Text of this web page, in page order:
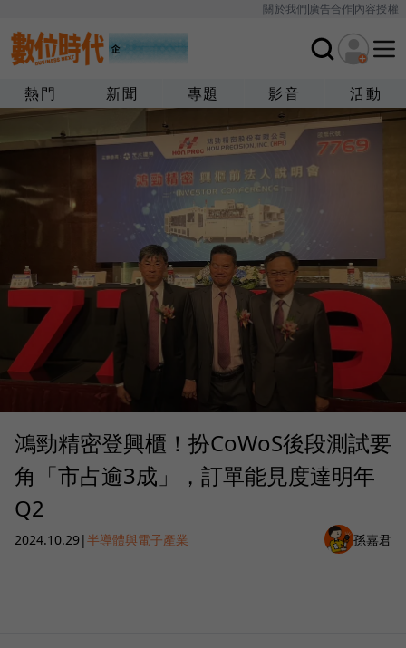
關於我們廣告合作內容授權
熱門 新聞 專題 影音 活動
鴻勁精密登興櫃！扮CoWoS後段測試要
角「市占逾3成」，訂單能見度達明年
Q2
2024.10.29|半導體與電子產業 孫嘉君